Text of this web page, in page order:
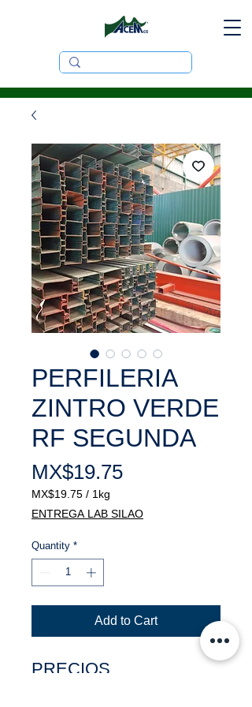
PERFILERIA
ZINTRO VERDE
RF SEGUNDA
MX$19.75Price
MX$19.75 / 1kg
MX$19.75
per
Kilogram
ENTREGA LAB SILAO
Quantity *
Add to Cart
PRECIOS